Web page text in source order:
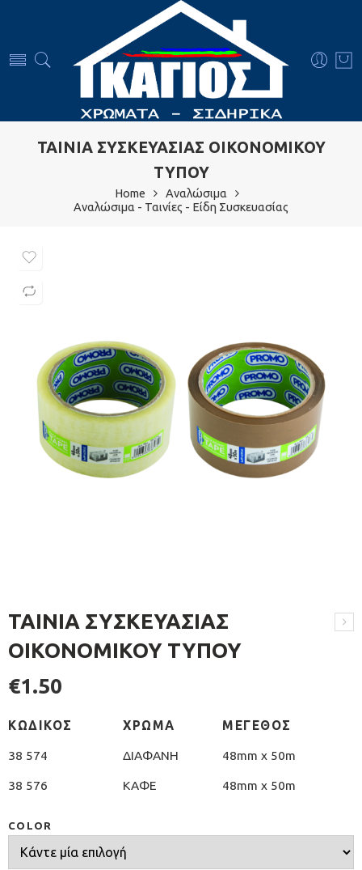
ΤΑΙΝΙΑ ΣΥΣΚΕΥΑΣΙΑΣ ΟΙΚΟΝΟΜΙΚΟΥ
ΤΥΠΟΥ
Home
Αναλώσιμα
Αναλώσιμα - Ταινίες - Είδη Συσκευασίας
ΤΑΙΝΙΑ ΣΥΣΚΕΥΑΣΙΑΣ
ΟΙΚΟΝΟΜΙΚΟΥ ΤΥΠΟΥ
€1.50
ΚΩΔΙΚΟΣ ΧΡΩΜΑ ΜΕΓΕΘΟΣ
38 574 ΔΙΑΦΑΝΗ 48mm χ 50m
38 576 ΚΑΦΕ 48mm χ 50m
COLOR